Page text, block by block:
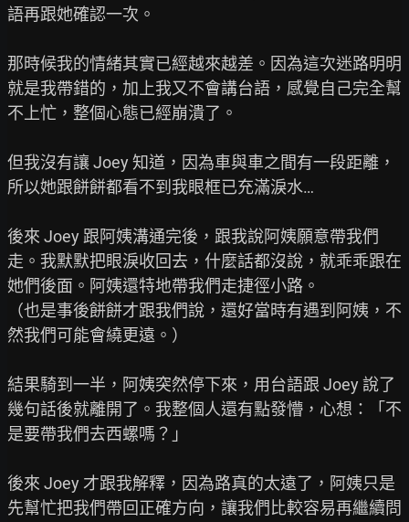
語再跟她確認一次。
那時候我的情緒其實已經越來越差。因為這次迷路明明
就是我帶錯的，加上我又不會講台語，感覺自己完全幫
不上忙，整個心態已經崩潰了。
但我沒有讓 Joey 知道，因為車與車之間有一段距離，
所以她跟餅餅都看不到我眼框已充滿淚水…
後來 Joey 跟阿姨溝通完後，跟我說阿姨願意帶我們
走。我默默把眼淚收回去，什麼話都沒說，就乖乖跟在
她們後面。阿姨還特地帶我們走捷徑小路。
（也是事後餅餅才跟我們說，還好當時有遇到阿姨，不
然我們可能會繞更遠。）
結果騎到一半，阿姨突然停下來，用台語跟 Joey 說了
幾句話後就離開了。我整個人還有點發懵，心想：「不
是要帶我們去西螺嗎？」
後來 Joey 才跟我解釋，因為路真的太遠了，阿姨只是
先幫忙把我們帶回正確方向，讓我們比較容易再繼續問